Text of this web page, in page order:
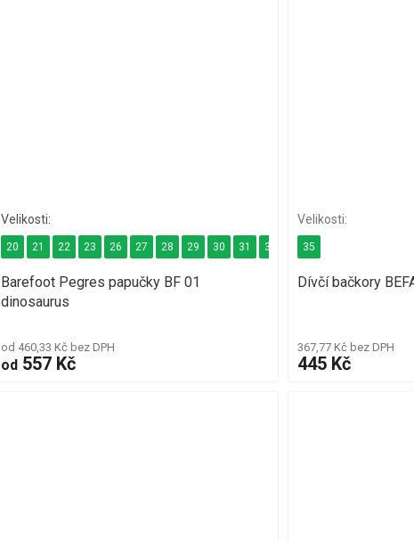
Barefoot Pegres papučky BF 01
dinosaurus
od 460,33 Kč bez DPH
od 557 Kč
20 21 22 23 26 27 28 29 30 31 32
Dívčí bačkory
367,77 Kč bez DPH
445 Kč
35